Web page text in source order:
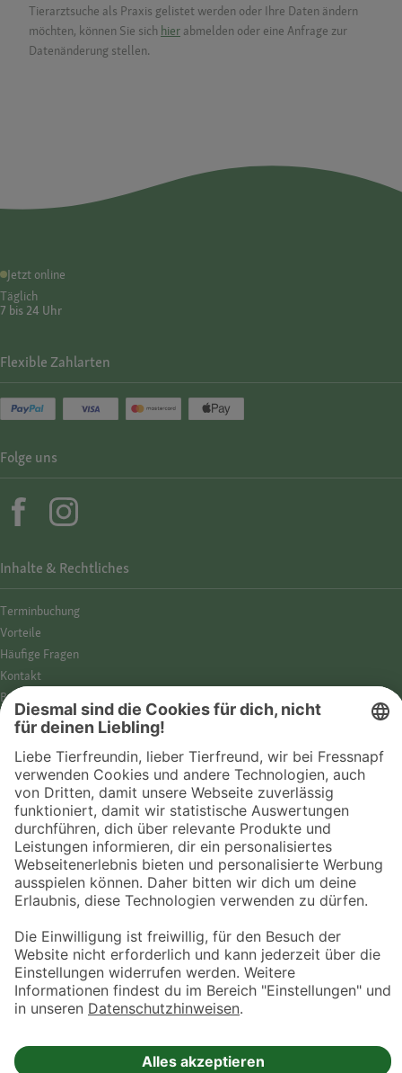
Tierarztsuche als Praxis gelistet werden oder Ihre Daten ändern
möchten, können Sie sich hier abmelden oder eine Anfrage zur
Datenänderung stellen.
Jetzt online
Täglich
7 bis 24 Uhr
© 2026 Fressnapf Tiernahrungs GmbH
Westpreußenstraße 32-38
47809 Krefeld
Inhalte & Rechtliches
Termin­buchung
Vorteile
Häufige Fragen
Kontakt
Barrierefreiheit
Impressum
Cookies
AGB
Entdecke Fressnapf
Tierversicherung
GPS-Tracker
Fressnapf Salon
Online-Shop
Flexible Zahlarten
Folge uns